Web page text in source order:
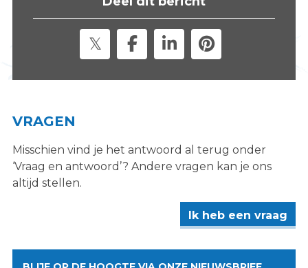
"
VRAGEN
Misschien vind je het antwoord al terug onder
‘Vraag en antwoord’? Andere vragen kan je ons
altijd stellen.
Ik heb een vraag